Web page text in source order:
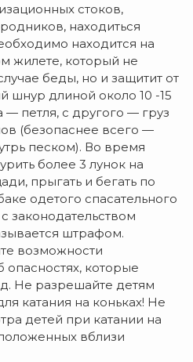
стоков,
находиться
находится на
жилете, который не
беды, но и защитит от
шнур длиной около 10 -15
петля, с другого — груз
(безопаснее всего —
песком). Во время
более 3 лунок на
прыгать и бегать по
одетого спасательного
законодательством
штрафом.
возможности
которые
Не разрешайте детям
катания на коньках! Не
детей при катании на
вблизи